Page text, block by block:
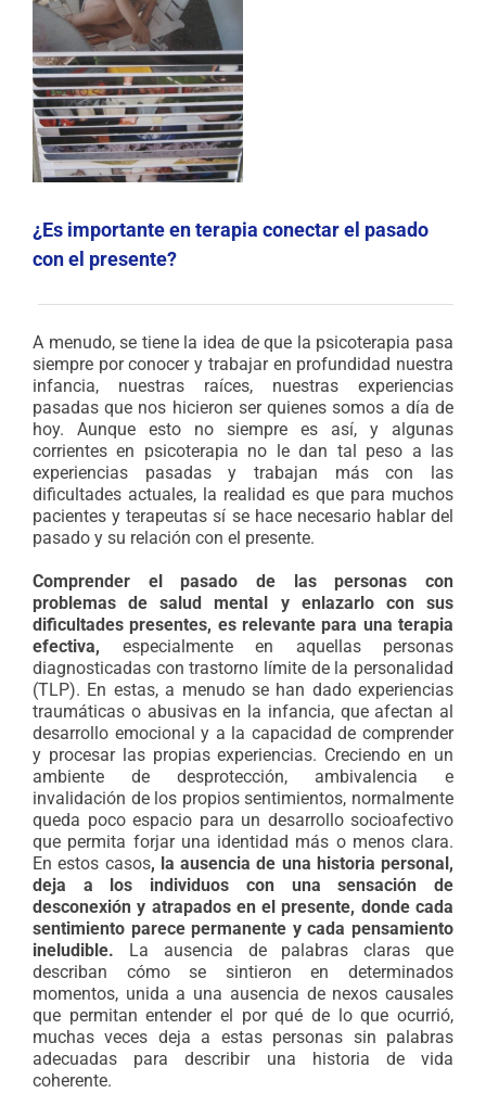
¿Es importante en terapia conectar el pasado
con el presente?
A menudo, se tiene la idea de que la psicoterapia pasa
siempre por conocer y trabajar en profundidad nuestra
infancia, nuestras raíces, nuestras experiencias
pasadas que nos hicieron ser quienes somos a día de
hoy. Aunque esto no siempre es así, y algunas
corrientes en psicoterapia no le dan tal peso a las
experiencias pasadas y trabajan más con las
dificultades actuales, la realidad es que para muchos
pacientes y terapeutas sí se hace necesario hablar del
pasado y su relación con el presente.
Comprender el pasado de las personas con
problemas de salud mental y enlazarlo con sus
dificultades presentes, es relevante para una terapia
efectiva, especialmente en aquellas personas
diagnosticadas con trastorno límite de la personalidad
(TLP). En estas, a menudo se han dado experiencias
traumáticas o abusivas en la infancia, que afectan al
desarrollo emocional y a la capacidad de comprender
y procesar las propias experiencias. Creciendo en un
ambiente de desprotección, ambivalencia e
invalidación de los propios sentimientos, normalmente
queda poco espacio para un desarrollo socioafectivo
que permita forjar una identidad más o menos clara.
En estos casos, la ausencia de una historia personal,
deja a los individuos con una sensación de
desconexión y atrapados en el presente, donde cada
sentimiento parece permanente y cada pensamiento
ineludible. La ausencia de palabras claras que
describan cómo se sintieron en determinados
momentos, unida a una ausencia de nexos causales
que permitan entender el por qué de lo que ocurrió,
muchas veces deja a estas personas sin palabras
adecuadas para describir una historia de vida
coherente.